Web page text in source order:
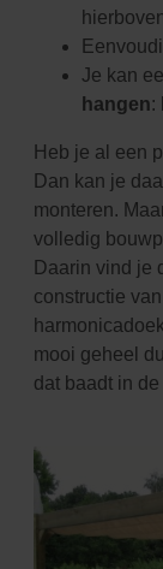
Je kan
hangen:
Heb je al een
Dan kan je
monteren.
volledig
Daarin vind je
constructie
mooi geheel
dat baadt in